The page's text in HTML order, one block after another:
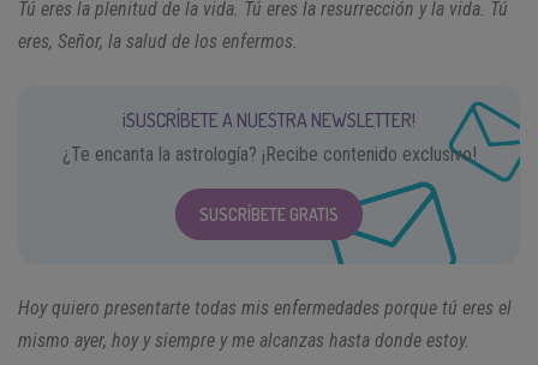
Tú eres la plenitud de la vida. Tú eres la resurrección y la vida. Tú
eres, Señor, la salud de los enfermos.
¡SUSCRÍBETE A NUESTRA NEWSLETTER!
¿Te encanta la astrología? ¡Recibe contenido exclusivo!
SUSCRÍBETE GRATIS
Hoy quiero presentarte todas mis enfermedades porque tú eres el
mismo ayer, hoy y siempre y me alcanzas hasta donde estoy.